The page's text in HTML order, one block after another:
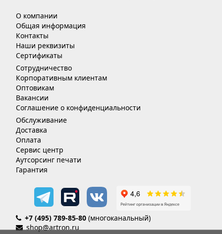
О компании
Общая информация
Контакты
Наши реквизиты
Сертификаты
Сотрудничество
Корпоративным клиентам
Оптовикам
Вакансии
Соглашение о конфиденциальности
Обслуживание
Доставка
Оплата
Сервис центр
Аутсорсинг печати
Гарантия
+7 (495) 789-85-80 (многоканальный)
shop@artron.ru